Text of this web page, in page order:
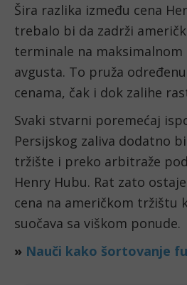
Šira razlika između cena
trebalo bi da zadrži
terminale na
avgusta. To pruža
cenama, čak i dok zalihe
Svaki stvarni poremećaj
Persijskog zaliva dodatno
tržište i preko arbitraže
Henry Hubu. Rat zato
cena na američkom tržištu
suočava sa viškom ponude.
» Nauči kako šortovanje